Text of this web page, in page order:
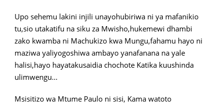
Upo sehemu lakini injili unayohubiriwa ni ya mafanikio
tu,sio utakatifu na siku za Mwisho,hukemewi dhambi
zako kwamba ni Machukizo kwa Mungu,fahamu hayo ni
maziwa yaliyogoshiwa ambayo yanafanana na yale
halisi,hayo hayatakusaidia chochote Katika kuushinda
ulimwengu…
Msisitizo wa Mtume Paulo ni sisi, Kama watoto